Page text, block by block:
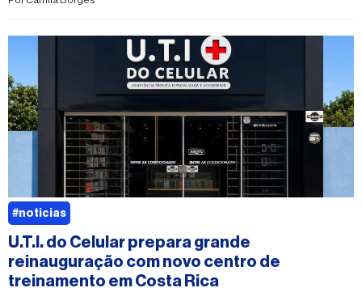
U.T.I. do Celular prepara grande
reinauguração com novo centro de
treinamento em Costa Rica
#noticias